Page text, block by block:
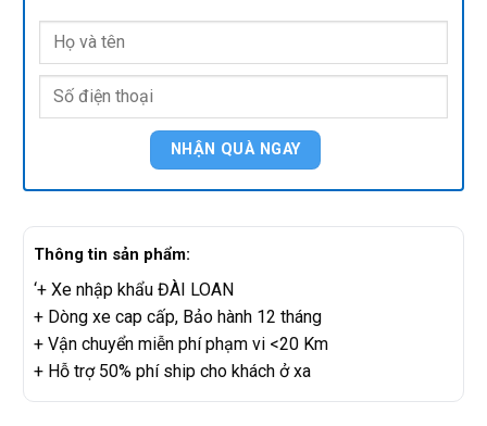
Thông tin sản phẩm:
‘+ Xe nhập khẩu ĐÀI LOAN
+ Dòng xe cap cấp, Bảo hành 12 tháng
+ Vận chuyển miễn phí phạm vi <20 Km
+ Hỗ trợ 50% phí ship cho khách ở xa